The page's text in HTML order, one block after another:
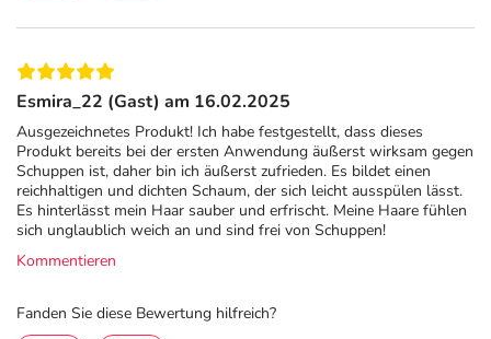
eine Anwendung pro Woche. Das Shampoo gegen
sich leicht ausspülen.
Hinweise
Bei Augenkontakt bitte sofort ausspülen.
Inhaltsstoffe
AQUA / WATER • SODIUM LAURETH SULFATE •
BETAINE • GLYCERIN • SELENIUM SULFIDE •
CARBOMER • CI 47005 / ACID YELLOW 3 • CITRIC
Esmira_22 (Gast) am 16.02.2025
Ausgezeichnetes Produkt! Ich habe festgestellt, dass dieses
Produkt bereits bei der ersten Anwendung äußerst wirksam gegen
Schuppen ist, daher bin ich äußerst zufrieden. Es bildet einen
reichhaltigen und dichten Schaum, der sich leicht ausspülen lässt.
Es hinterlässt mein Haar sauber und erfrischt. Meine Haare fühlen
sich unglaublich weich an und sind frei von Schuppen!
Kommentieren
Fanden Sie diese Bewertung hilfreich?